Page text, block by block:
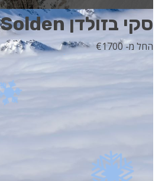
סקי בזולדן Solden
החל מ- 1700 €